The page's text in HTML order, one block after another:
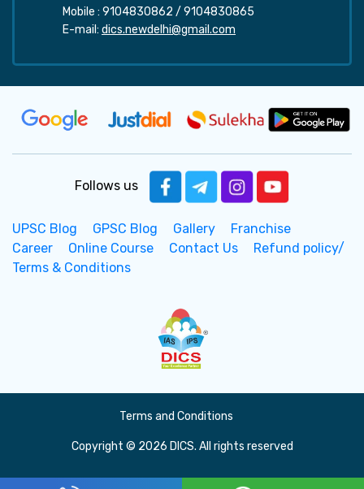
Mobile : 9104830862 / 9104830865
E-mail: dics.newdelhi@gmail.com
Follows us
UPSC Blog GPSC Blog Gallery
Franchise
Career
Online Course Contact Us
Refund policy/
Terms & Conditions
Terms and Conditions
Copyright © 2026 DICS. All rights reserved